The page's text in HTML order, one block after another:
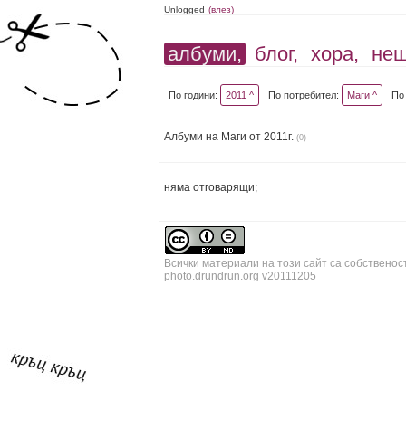
Unlogged (влез)
албуми, блог, хора,
По години: 2011 ^ По потребител: Маги ^
Албуми на Маги от 2011г. (0)
няма отговарящи;
Всички материали на този сайт са
photo.drundrun.org v20111205